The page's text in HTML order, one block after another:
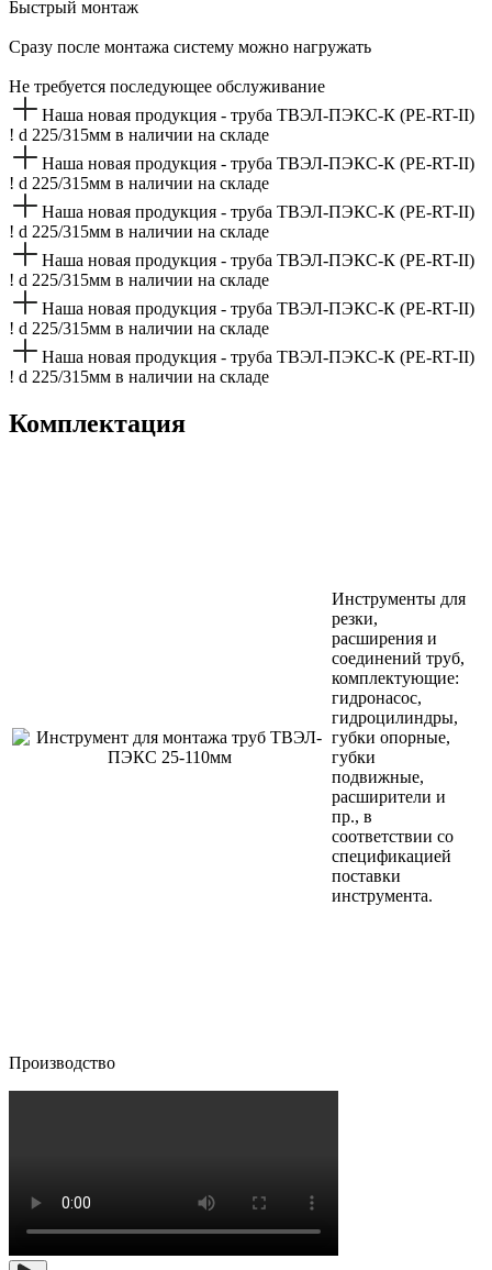
Быстрый монтаж
Сразу после монтажа систему можно нагружать
Не требуется последующее обслуживание
Наша новая продукция - труба ТВЭЛ-ПЭКС-К (PE-RT-II)
! d 225/315мм в наличии на складе
Наша новая продукция - труба ТВЭЛ-ПЭКС-К (PE-RT-II)
! d 225/315мм в наличии на складе
Наша новая продукция - труба ТВЭЛ-ПЭКС-К (PE-RT-II)
! d 225/315мм в наличии на складе
Наша новая продукция - труба ТВЭЛ-ПЭКС-К (PE-RT-II)
! d 225/315мм в наличии на складе
Наша новая продукция - труба ТВЭЛ-ПЭКС-К (PE-RT-II)
! d 225/315мм в наличии на складе
Наша новая продукция - труба ТВЭЛ-ПЭКС-К (PE-RT-II)
! d 225/315мм в наличии на складе
Комплектация
Инструменты для
резки,
расширения и
соединений труб,
комплектующие:
гидронасос,
гидроцилиндры,
губки опорные,
губки
подвижные,
расширители и
пр., в
соответствии со
спецификацией
поставки
инструмента.
Производство